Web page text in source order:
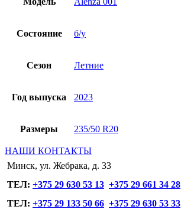
Состояние б/у
Сезон Летние
Год выпуска 2023
Размеры 235/50 R20
НАШИ КОНТАКТЫ
Минск, ул. Жебрака, д. 33
ТЕЛ: +375 29 630 53 13 +375 29 661 34 28
ТЕЛ: +375 29 133 50 66 +375 29 630 53 33